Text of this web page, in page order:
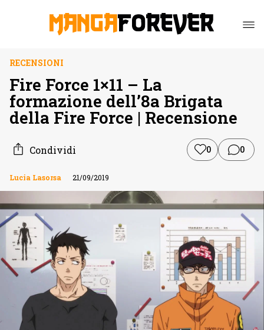
RECENSIONI
Fire Force 1×11 – La
formazione dell’8a Brigata
della Fire Force | Recensione
Condividi 0 0
Lucia Lasorsa 21/09/2019